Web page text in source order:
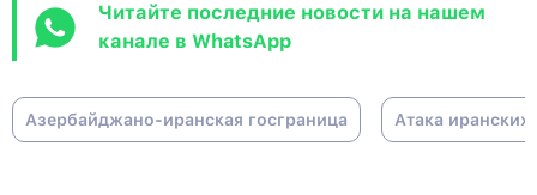
Читайте последние новости на нашем
канале в WhatsApp
Азербайджано-иранская госграница Атака